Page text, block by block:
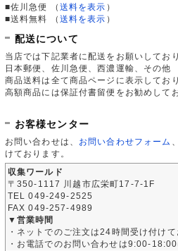
■佐川急便
（ 送料を表示 ）
■送料無料
（ 送料を表示 ）
配送について
当店では下記業者に配送をお願いしてお
日本郵便、佐川急便、西濃運輸、その他
商品送料は全て商品ページに表示してお
高額商品には保証付書留便をお勧めして
お客様センター
お問い合わせは、 お問い合わせフォーム
けております。
収集ワールド
〒350-1117 川越市広栄町17-7-1F
TEL 049-249-2525
FAX 049-257-4989
▼営業時間
・ネットでのご注文は24時間受け付けて
・お電話でのお問い合わせは9:00-18:00